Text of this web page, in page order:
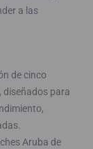
a las
de cinco
diseñados para
Aruba de